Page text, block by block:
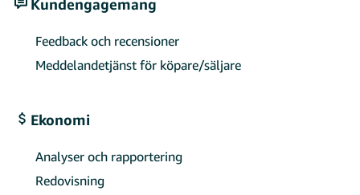
Kundengagemang
Feedback och recensioner
Meddelandetjänst för köpare/säljare
Ekonomi
Analyser och rapportering
Redovisning